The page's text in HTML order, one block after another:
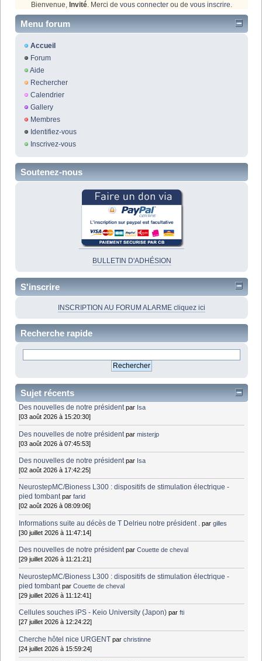
Bienvenue, Invité. Merci de vous connecter ou de vous inscrire.
Menu forum
Accueil
Forum
Aide
Rechercher
Calendrier
Gallery
Membres
Identifiez-vous
Inscrivez-vous
Soutenez-nous
BULLETIN D'ADHÉSION
S'inscrire
INSCRIPTION AU FORUM ALARME cliquez ici
Recherche rapide
Sujet récents
Des nouvelles de notre président par Isa
[03 août 2026 à 15:20:30]
Des nouvelles de notre président parmisterjp
[03 août 2026 à 07:45:53]
Des nouvelles de notre président par Isa
[02 août 2026 à 17:42:25]
NeurostepMC/Bioness L300 : dispositifs de stimulation électrique -
pied tombant parfarid
[02 août 2026 à 08:09:06]
Informations suite au décès de T Delrieu notre président . pargilles
[30 juillet 2026 à 11:47:14]
Des nouvelles de notre président parCouette de cheval
[29 juillet 2026 à 11:21:21]
NeurostepMC/Bioness L300 : dispositifs de stimulation électrique -
pied tombant parCouette de cheval
[29 juillet 2026 à 11:12:41]
Cellules souches iPS - Keio University (Japon) parfti
[27 juillet 2026 à 12:24:22]
Cherche hôtel nice URGENT parchristinne
[24 juillet 2026 à 15:59:24]